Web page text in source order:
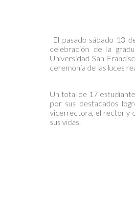
El pasado sábado 13
celebración de la
Universidad San
ceremonia de las luces
Un total de 17
por sus destacados
vicerrectora, el rector y
sus vidas.